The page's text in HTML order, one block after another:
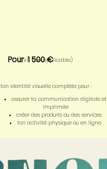
(TVA non applicable)
ton identité visuelle complète pour :
assurer ta communication digitale et
imprimée
créer des produits ou des services
ton activité physique ou en ligne
Pour 1 500 €